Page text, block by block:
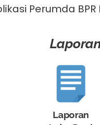
Perumda
Laporan